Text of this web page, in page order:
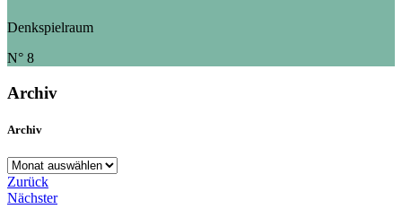
Denkspielraum
N° 8
Archiv
Archiv
Archiv
Zurück
Nächster